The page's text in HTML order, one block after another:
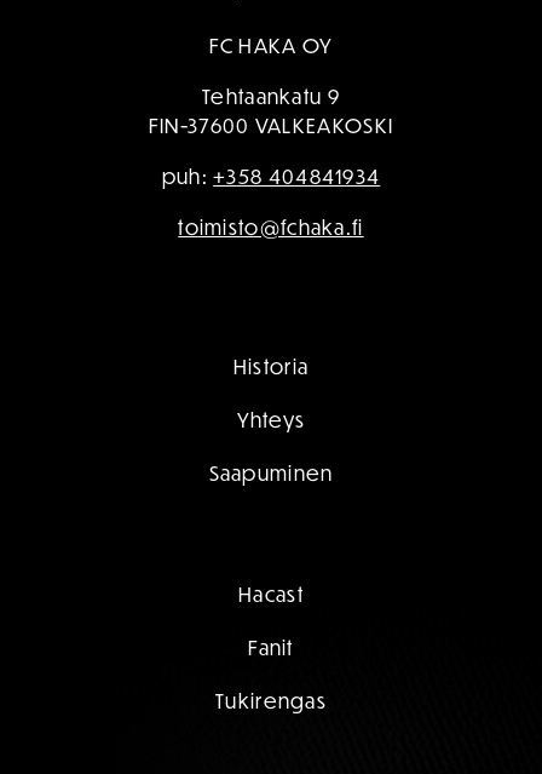
FC HAKA OY
Tehtaankatu 9
FIN-37600 VALKEAKOSKI
puh:+358 404841934
toimisto@fchaka.fi
Historia
Yhteys
Saapuminen
Hacast
Fanit
Tukirengas